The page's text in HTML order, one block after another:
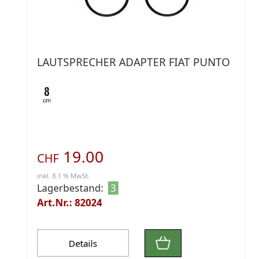
LAUTSPRECHER ADAPTER FIAT PUNTO
CHF 19.00
inkl. 8.1 % MwSt.
Lagerbestand: 3
Art.Nr.: 82024
Details